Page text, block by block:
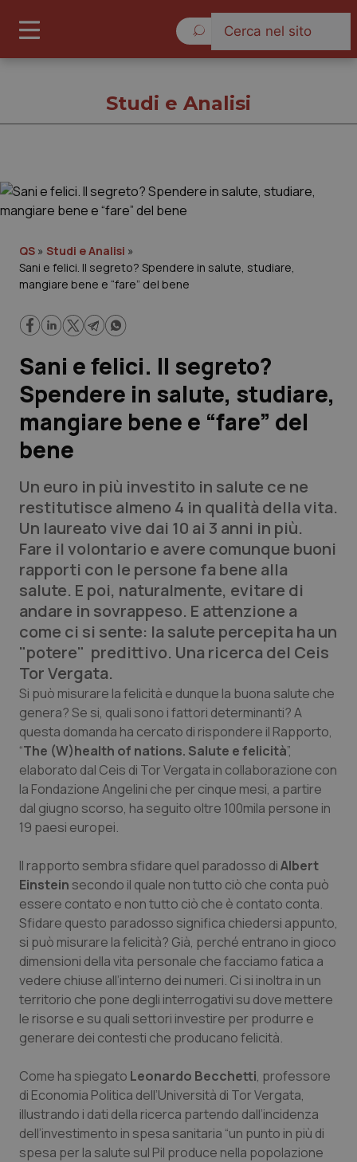
Governo e Parlamento
Regioni e Asl
Lavoro e Professioni
Scienza e Farmaci
Studi e Analisi
Lettere al direttore
Edizioni Regionali
QS Pro
Professionisti Sanitari.AI
Abruzzo
Basilicata
Calabria
Campania
Emilia-Romagna
Lazio
Liguria
Lombardia
Marche
Piemonte
Provincia Autonoma di Bolzano
QS Pro Gold
Artrite & artrosi
Asma & BPCO
Car-T
Colesterolo & coronaropatie
Diabete & glucometri
Disturbi dell’umore
Dolore
Donna & Salute
HIV
Infezioni & Febbre
QS Club Newsletter
Studi e Analisi
QS » Studi e Analisi »
Sani e felici. Il segreto? Spendere in salute, studiare,
mangiare bene e “fare” del bene
Sani e felici. Il segreto?
Spendere in salute, studiare,
mangiare bene e “fare” del
bene
Un euro in più investito in salute ce ne
restitutisce almeno 4 in qualità della vita.
Un laureato vive dai 10 ai 3 anni in più.
Fare il volontario e avere comunque buoni
rapporti con le persone fa bene alla
salute. E poi, naturalmente, evitare di
andare in sovrappeso. E attenzione a
come ci si sente: la salute percepita ha un
"potere" predittivo. Una ricerca del Ceis
Tor Vergata.
Si può misurare la felicità e dunque la buona salute che
genera? Se si, quali sono i fattori determinanti? A
questa domanda ha cercato di rispondere il Rapporto,
“The (W)health of nations. Salute e felicità”,
elaborato dal Ceis di Tor Vergata in collaborazione con
la Fondazione Angelini che per cinque mesi, a partire
dal giugno scorso, ha seguito oltre 100mila persone in
19 paesi europei.
Il rapporto sembra sfidare quel paradosso diAlbert
Einstein secondo il quale non tutto ciò che conta può
essere contato e non tutto ciò che è contato conta.
Sfidare questo paradosso significa chiedersi appunto,
si può misurare la felicità? Già, perché entrano in gioco
dimensioni della vita personale che facciamo fatica a
vedere chiuse all’interno dei numeri. Ci si inoltra in un
territorio che pone degli interrogativi su dove mettere
le risorse e su quali settori investire per produrre e
generare dei contesti che producano felicità.
Come ha spiegato Leonardo Becchetti, professore
di Economia Politica dell’Università di Tor Vergata,
illustrando i dati della ricerca partendo dall’incidenza
dell’investimento in spesa sanitaria “un punto in più di
spesa per la salute sul Pil produce nella popolazione